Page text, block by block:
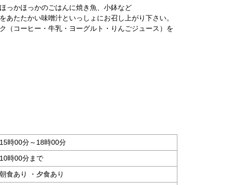
っかほっかのごはんに焼き魚、小鉢など
あたたかい味噌汁といっしょにお召し上がり下さい。
（コーヒー・牛乳・ヨーグルト・りんごジュース）を
15時00分～18時00分
10時00分まで
朝食あり ・夕食あり